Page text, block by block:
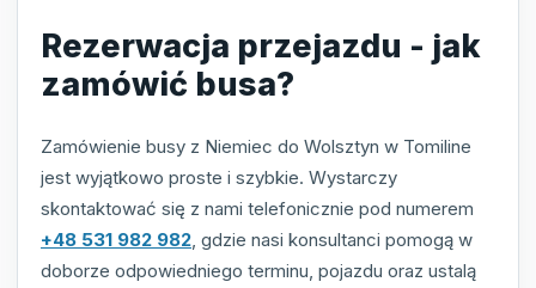
Rezerwacja przejazdu - jak
zamówić busa?
Zamówienie busy z Niemiec do Wolsztyn w Tomiline
jest wyjątkowo proste i szybkie. Wystarczy
skontaktować się z nami telefonicznie pod numerem
+48 531 982 982 , gdzie nasi konsultanci pomogą w
doborze odpowiedniego terminu, pojazdu oraz ustalą